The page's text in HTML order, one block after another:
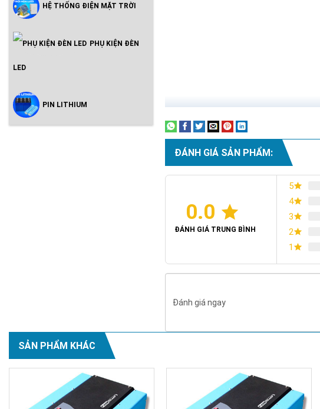
HỆ THỐNG ĐIỆN MẶT TRỜI
Inveter Hòa Lưới Có Lưu Trữ -
PHỤ KIỆN ĐÈN
LED
PIN LITHIUM
ĐÁNH GIÁ SẢN PHẨM:
0.0
ĐÁNH GIÁ TRUNG BÌNH
5
4
3
2
1
Đánh giá ngay
SẢN PHẨM KHÁC